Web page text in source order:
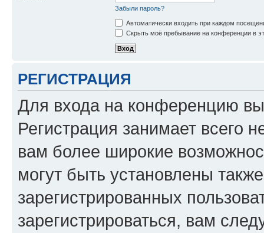
Забыли пароль?
Автоматически входить при каждом
Скрыть моё пребывание на конференции в
РЕГИСТРАЦИЯ
Для входа на конференцию
Регистрация занимает всего
вам более широкие
могут быть установлены
зарегистрированных
зарегистрироваться, вам